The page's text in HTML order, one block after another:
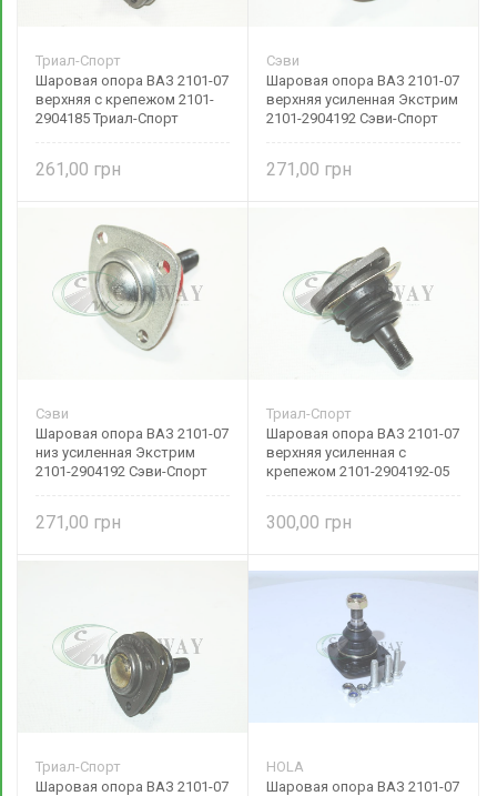
Триал-Спорт
Шаровая опора ВАЗ 2101-07
верхняя с крепежом 2101-
2904185 Триал-Спорт
261,00
Сэви
Шаровая опора ВАЗ 2101-07
верхняя усиленная Экстрим
2101-2904192 Сэви-Спорт
271,00
Сэви
Шаровая опора ВАЗ 2101-07
низ усиленная Экстрим
2101-2904192 Сэви-Спорт
271,00
Триал-Спорт
Шаровая опора ВАЗ 2101-07
верхняя усиленная с
крепежом 2101-2904192-05
300,00
Триал-Спорт
Шаровая опора ВАЗ 2101-07
HOLA
Шаровая опора ВАЗ 2101-07